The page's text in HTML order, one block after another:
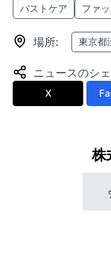
バストケア
ファ
場所: 東京都
ニュースのシ
X
株